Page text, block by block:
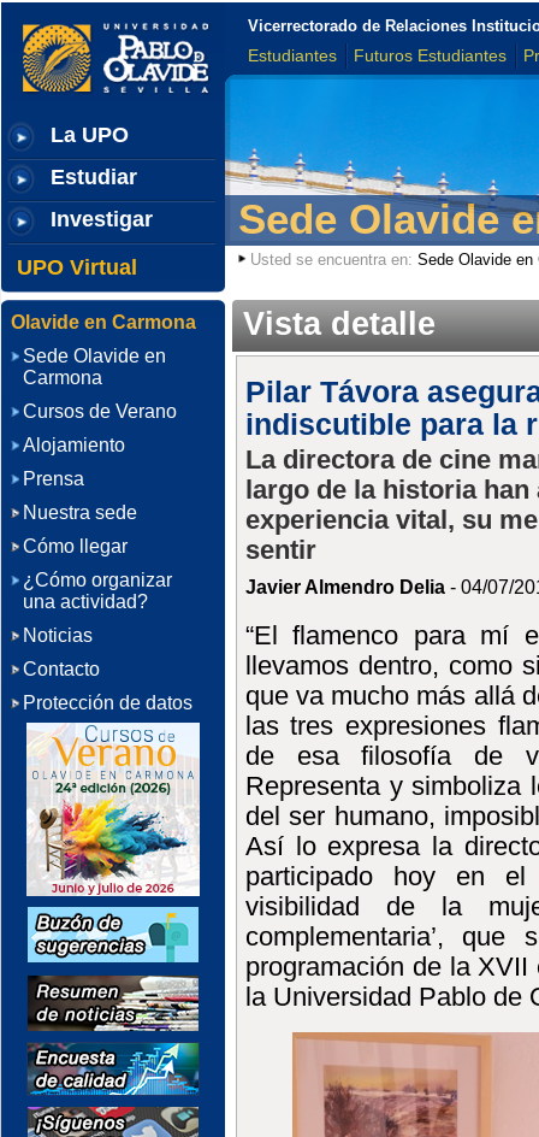
La UPO
Estudiar
Investigar
UPO Virtual
Vicerrectorado de Relaciones
Estudiantes Futuros Estudiantes
Sede Olavide
Usted se encuentra en: Sede Olavide en
Vista detalle
Pilar Távora
indiscutible para la
La directora de cine
largo de la historia
experiencia vital, su
sentir
Javier Almendro Delia- 04/07/
“El flamenco para mí
llevamos dentro, como
que va mucho más allá
las tres expresiones
de esa filosofía de
Representa y simboliza
del ser humano,
Así lo expresa la
participado hoy en el
visibilidad de la
complementaria’,
programación de la
la Universidad Pablo de
Olavide en Carmona
Sede Olavide en
Carmona
Cursos de Verano
Alojamiento
Prensa
Nuestra sede
Cómo llegar
¿Cómo organizar
una actividad?
Noticias
Contacto
Protección de datos